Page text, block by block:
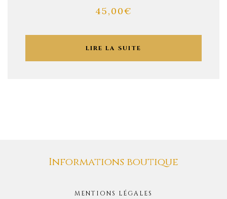
45,00€
LIRE LA SUITE
Informations boutique
MENTIONS LÉGALES